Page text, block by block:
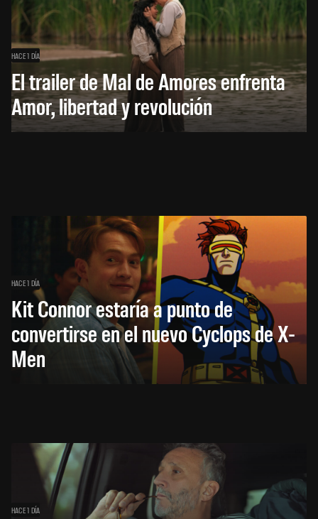
HACE 1 DÍA
El trailer de Mal de Amores enfrenta
Amor, libertad y revolución
HACE 1 DÍA
Kit Connor estaría a punto de
convertirse en el nuevo Cyclops de X-
Men
HACE 1 DÍA